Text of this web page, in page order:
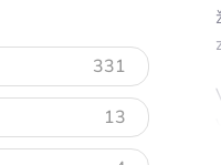
331
13